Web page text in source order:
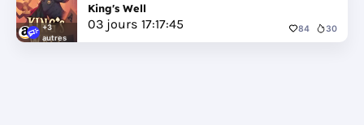
+3
autres
King's Well
03 jours 17:17:44 84 30